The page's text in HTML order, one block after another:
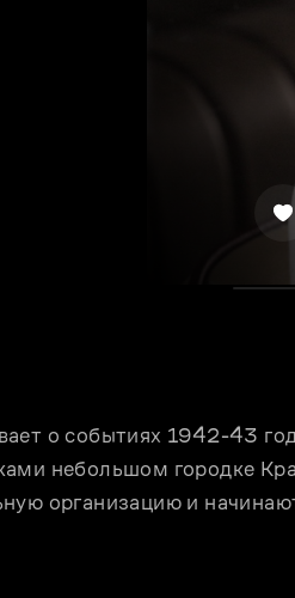
о событиях 1942-43
небольшом городке
организацию и